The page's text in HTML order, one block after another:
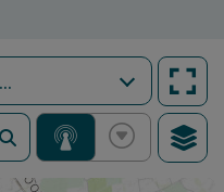
Vodafone Mobile